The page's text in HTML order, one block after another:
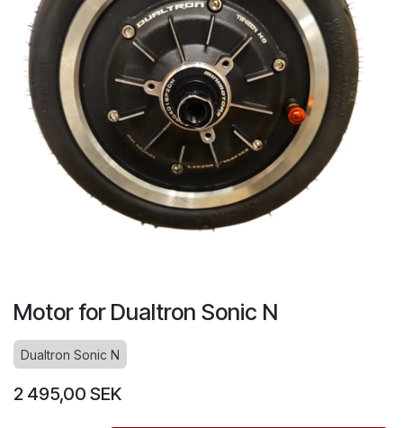
Motor for Dualtron Sonic N
Dualtron Sonic N
2 495,00 SEK